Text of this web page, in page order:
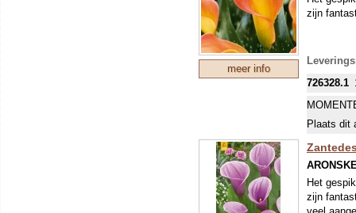
meer info
zijn
726328.1
Plaats dit
Het
zijn
veel